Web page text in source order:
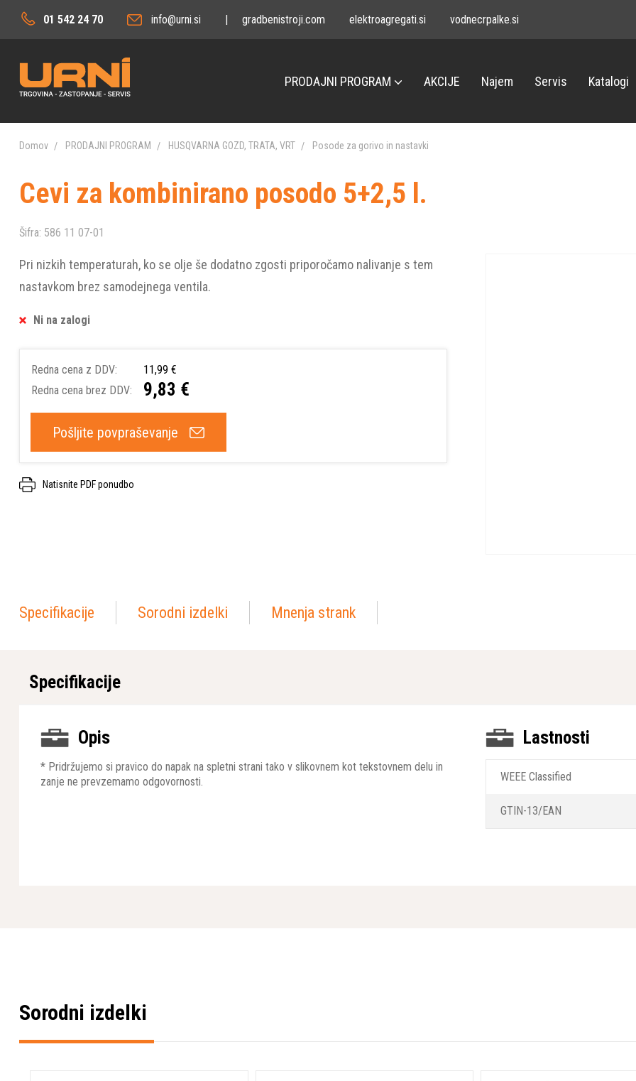
01 542 24 70 info@urni.si | gradbenistroji.com elektroagregati.si vodnecrpalke.si
PRODAJNI PROGRAM AKCIJE Najem Servis Katalogi
Domov PRODAJNI PROGRAM HUSQVARNA GOZD, TRATA, VRT Posode za gorivo in nastavki
Cevi za kombinirano posodo 5+2,5 l.
Šifra: 586 11 07-01
Pri nizkih temperaturah, ko se olje še dodatno zgosti priporočamo nalivanje s tem
nastavkom brez samodejnega ventila.
Ni na zalogi
Redna cena z DDV:
11,99 €
Redna cena brez DDV:
9,83 €
Pošljite povpraševanje
Natisnite PDF ponudbo
Specifikacije Sorodni izdelki Mnenja strank
Specifikacije
Opis
* Pridržujemo si pravico do napak na spletni strani tako v slikovnem kot tekstovnem delu in
zanje ne prevzemamo odgovornosti.
Lastnosti
WEEE Classified
GTIN-13/EAN
Sorodni izdelki